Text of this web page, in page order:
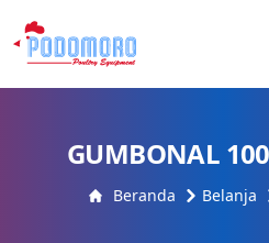
GUMBONAL
Beranda Belanja